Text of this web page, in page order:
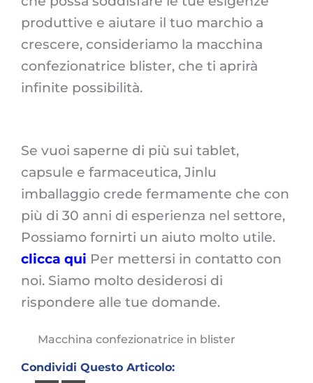
produttive e aiutare il tuo marchio a
crescere, consideriamo la macchina
confezionatrice blister, che ti aprirà
infinite possibilità.
Se vuoi saperne di più sui tablet,
capsule e farmaceutica, Jinlu
imballaggio crede fermamente che con
più di 30 anni di esperienza nel settore,
Possiamo fornirti un aiuto molto utile.
clicca qui Per mettersi in contatto con
noi. Siamo molto desiderosi di
rispondere alle tue domande.
Macchina confezionatrice in blister
Condividi Questo Articolo: